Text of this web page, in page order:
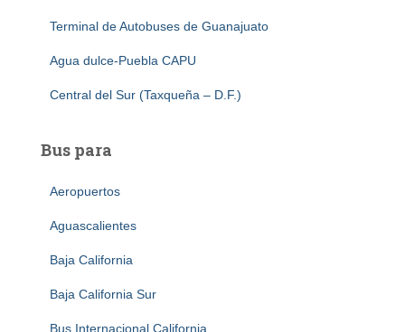
Terminal de Autobuses de Guanajuato
Agua dulce-Puebla CAPU
Central del Sur (Taxqueña – D.F.)
Bus para
Aeropuertos
Aguascalientes
Baja California
Baja California Sur
Bus Internacional California